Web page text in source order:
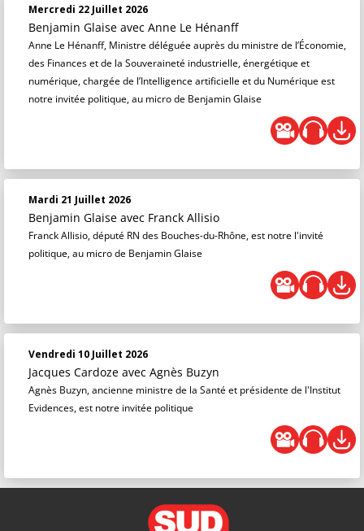
Mercredi 22 Juillet 2026
Benjamin Glaise avec Anne Le Hénanff
Anne Le Hénanff, Ministre déléguée auprès du ministre de l’Économie,
des Finances et de la Souveraineté industrielle, énergétique et
numérique, chargée de l’Intelligence artificielle et du Numérique est
notre invitée politique, au micro de Benjamin Glaise
Mardi 21 Juillet 2026
Benjamin Glaise avec Franck Allisio
Franck Allisio, député RN des Bouches-du-Rhône, est notre l'invité
politique, au micro de Benjamin Glaise
Vendredi 10 Juillet 2026
Jacques Cardoze avec Agnès Buzyn
Agnès Buzyn, ancienne ministre de la Santé et présidente de l'Institut
Evidences, est notre invitée politique